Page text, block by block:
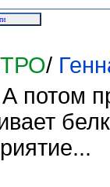
/
потом